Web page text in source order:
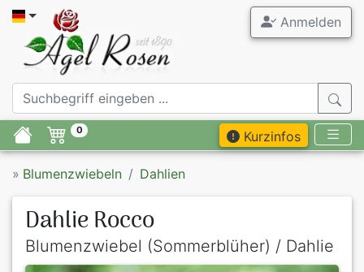
Anmelden
0 Kurzinfos
» Blumenzwiebeln Dahlien
Dahlie Rocco
Blumenzwiebel (Sommerblüher) / Dahlie